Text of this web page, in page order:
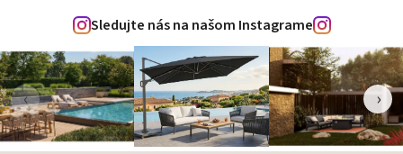
Sledujte nás na našom Instagrame
‹ ›